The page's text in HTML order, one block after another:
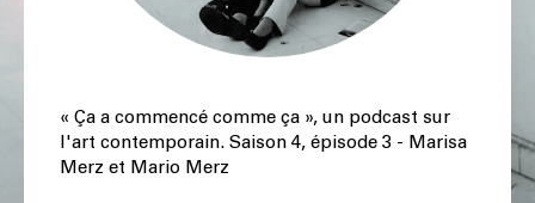
« Ça a commencé comme ça », un podcast sur
l'art contemporain. Saison 4, épisode 3 - Marisa
Merz et Mario Merz